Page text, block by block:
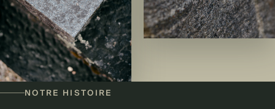
NOTRE HISTOIRE